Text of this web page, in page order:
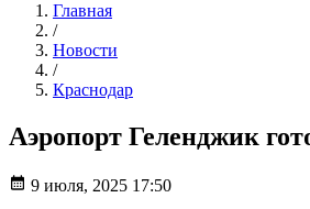
Главная
/
Новости
/
Краснодар
Аэропорт Геленджик
9 июля, 2025 17:50